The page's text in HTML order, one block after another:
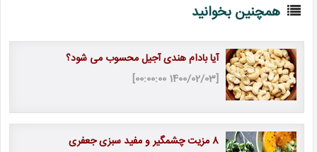
همچنین بخوانید
آیا بادام هندی آجیل محسوب می شود؟
[1400/02/03 00:00:00]
8 مزیت چشمگیر و مفید سبزی جعفری